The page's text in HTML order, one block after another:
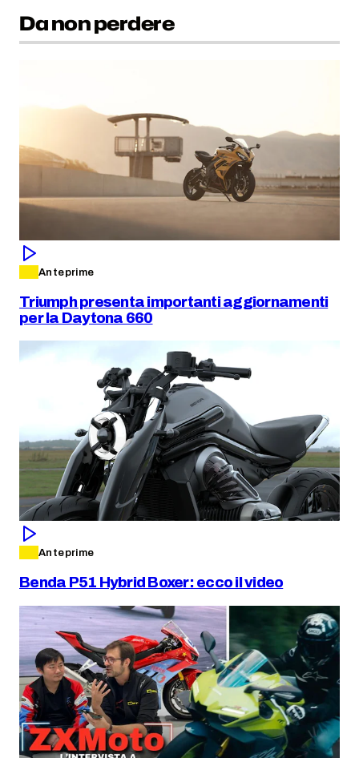
Da non perdere
Anteprime
Triumph presenta importanti aggiornamenti
per la Daytona 660
Anteprime
Benda P51 Hybrid Boxer: ecco il video